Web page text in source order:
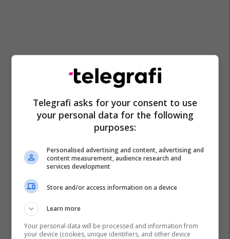
Telegrafi asks for your consent to use
your personal data for the following
purposes:
Personalised advertising and content, advertising and
content measurement, audience research and
services development
Store and/or access information on a device
Learn more
Your personal data will be processed and information from
your device (cookies, unique identifiers, and other device